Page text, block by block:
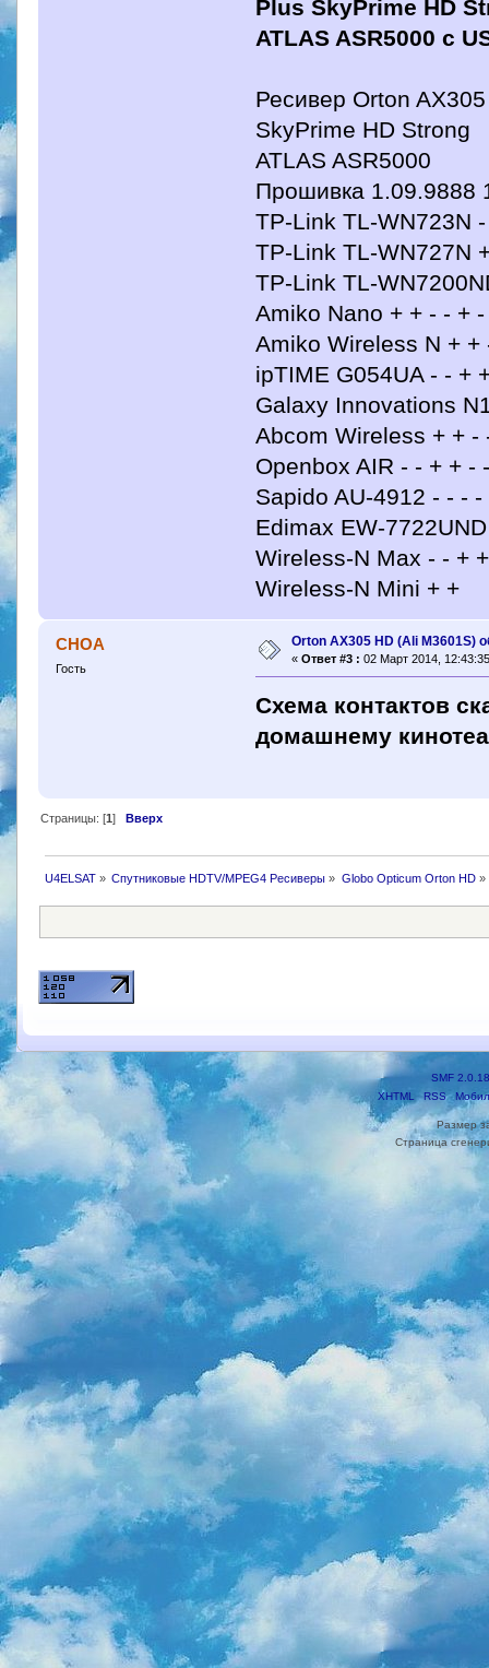
Plus SkyPrime HD
ATLAS ASR5000 с
Ресивер Orton
SkyPrime HD Strong
ATLAS ASR5000
Прошивка 1.09.9888
TP-Link TL-WN723N
TP-Link TL-WN727N
TP-Link TL-
Amiko Nano + + - - + -
Amiko Wireless N + +
ipTIME G054UA - - +
Galaxy Innovations
Abcom Wireless + + -
Openbox AIR - - + + -
Sapido AU-4912 - - - -
Edimax EW-
Wireless-N Max - - +
Wireless-N Mini + +
CHOA
Гость
Orton AX305 HD (Ali M3601S)
« Ответ #3 : 02 Март 2014,
Схема контактов
домашнему
Страницы: [1] Вверх
U4ELSAT» Спутниковые HDTV/MPEG4 Ресиверы » Globo Opticum Orton HD»
SMF 2.0.18
XHTML
RSS
Размер
Страница